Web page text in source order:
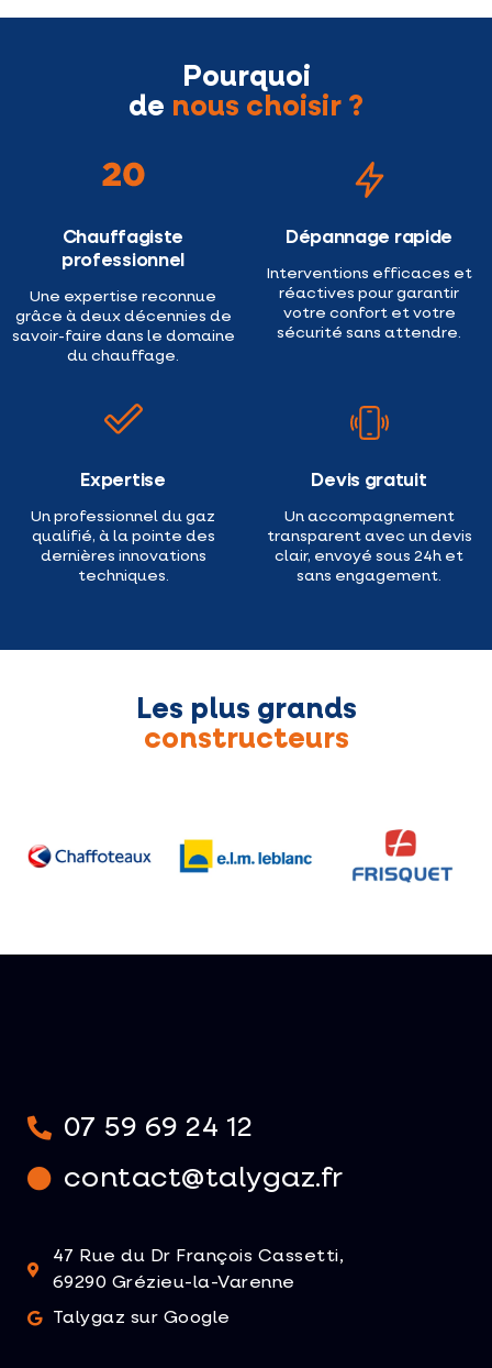
Pourquoi
de nous choisir ?
Chauffagiste
professionnel
Une expertise reconnue
grâce à deux décennies de
savoir-faire dans le domaine
du chauffage.
Dépannage rapide
Interventions efficaces et
réactives pour garantir
votre confort et votre
sécurité sans attendre.
Expertise
Un professionnel du gaz
qualifié, à la pointe des
dernières innovations
techniques.
Devis gratuit
Un accompagnement
transparent avec un devis
clair, envoyé sous 24h et
sans engagement.
Les plus grands
constructeurs
07 59 69 24 12
contact@talygaz.fr
47 Rue du Dr François Cassetti,
69290 Grézieu-la-Varenne
Talygaz sur Google